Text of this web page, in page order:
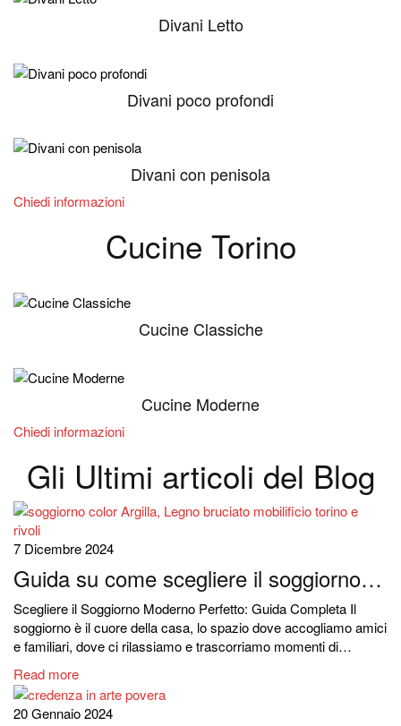
Divani Letto
Divani poco profondi
Divani con penisola
Chiedi informazioni
Cucine Torino
Cucine Classiche
Cucine Moderne
Chiedi informazioni
Gli Ultimi articoli del Blog
7 Dicembre 2024
Guida su come scegliere il soggiorno…
Scegliere il Soggiorno Moderno Perfetto: Guida Completa Il
soggiorno è il cuore della casa, lo spazio dove accogliamo amici
e familiari, dove ci rilassiamo e trascorriamo momenti di…
Read more
20 Gennaio 2024